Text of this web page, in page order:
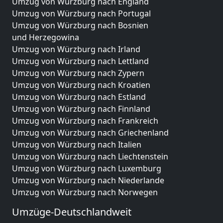
Umzug von Würzburg nach Portugal
Umzug von Würzburg nach Bosnien
und Herzegowina
Umzug von Würzburg nach Irland
Umzug von Würzburg nach Lettland
Umzug von Würzburg nach Zypern
Umzug von Würzburg nach Kroatien
Umzug von Würzburg nach Estland
Umzug von Würzburg nach Finnland
Umzug von Würzburg nach Frankreich
Umzug von Würzburg nach Griechenland
Umzug von Würzburg nach Italien
Umzug von Würzburg nach Liechtenstein
Umzug von Würzburg nach Luxemburg
Umzug von Würzburg nach Niederlande
Umzug von Würzburg nach Norwegen
Umzüge-Deutschlandweit